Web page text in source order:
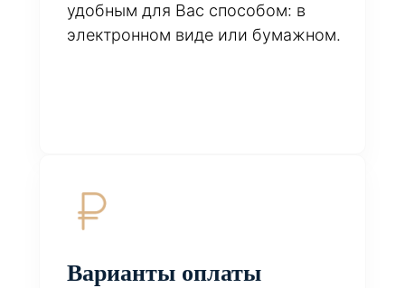
удобным для Вас способом: в
электронном виде или бумажном.
Варианты оплаты